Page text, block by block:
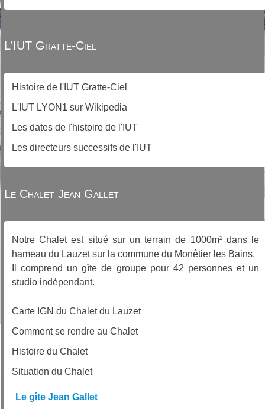
L'IUT Gratte-Ciel
Histoire de l'IUT Gratte-Ciel
L'IUT LYON1 sur Wikipedia
Les dates de l'histoire de l'IUT
Les directeurs successifs de l'IUT
Le Chalet Jean Gallet
Notre Chalet est situé sur un terrain de 1000m² dans le
hameau du Lauzet sur la commune du Monêtier les Bains.
Il comprend un gîte de groupe pour 42 personnes et un
studio indépendant.
Carte IGN du Chalet du Lauzet
Comment se rendre au Chalet
Histoire du Chalet
Situation du Chalet
Le gîte Jean Gallet